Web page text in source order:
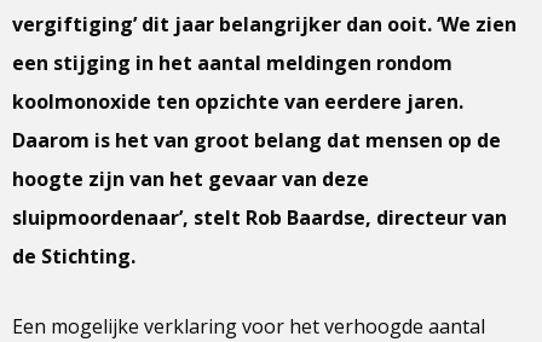
vergiftiging’ dit jaar belangrijker dan ooit. ‘We zien
een stijging in het aantal meldingen rondom
koolmonoxide ten opzichte van eerdere jaren.
Daarom is het van groot belang dat mensen op de
hoogte zijn van het gevaar van deze
sluipmoordenaar’, stelt Rob Baardse, directeur van
de Stichting.
Een mogelijke verklaring voor het verhoogde aantal